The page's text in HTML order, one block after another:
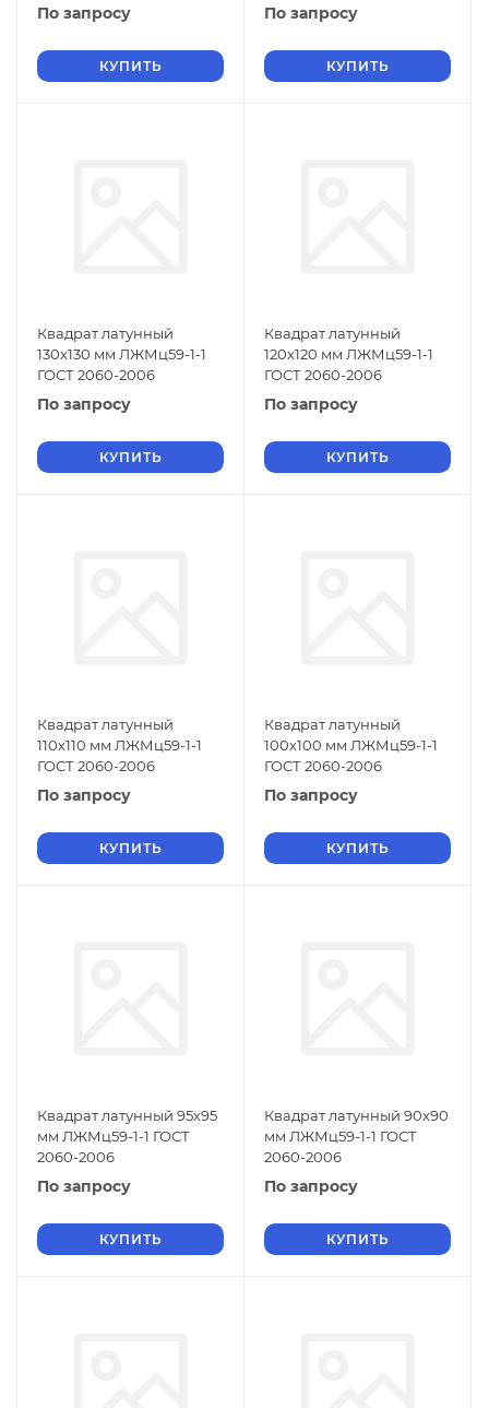
По запросу
КУПИТЬ
По запросу
КУПИТЬ
Квадрат латунный
130х130 мм ЛЖМц59-1-1
ГОСТ 2060-2006
По запросу
КУПИТЬ
Квадрат латунный
120х120 мм ЛЖМц59-1-1
ГОСТ 2060-2006
По запросу
КУПИТЬ
Квадрат латунный
110х110 мм ЛЖМц59-1-1
ГОСТ 2060-2006
По запросу
КУПИТЬ
Квадрат латунный
100х100 мм ЛЖМц59-1-1
ГОСТ 2060-2006
По запросу
КУПИТЬ
Квадрат латунный 95х95
мм ЛЖМц59-1-1 ГОСТ
2060-2006
По запросу
КУПИТЬ
Квадрат латунный 90х90
мм ЛЖМц59-1-1 ГОСТ
2060-2006
По запросу
КУПИТЬ